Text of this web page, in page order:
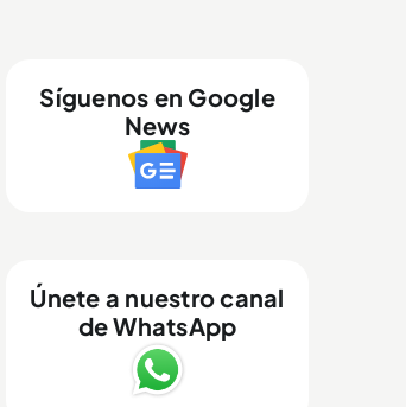
Síguenos en Google
News
Únete a nuestro canal
de WhatsApp